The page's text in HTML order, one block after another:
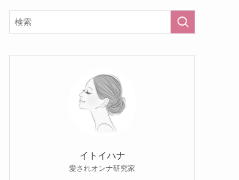
イトイハナ
愛されオンナ研究家